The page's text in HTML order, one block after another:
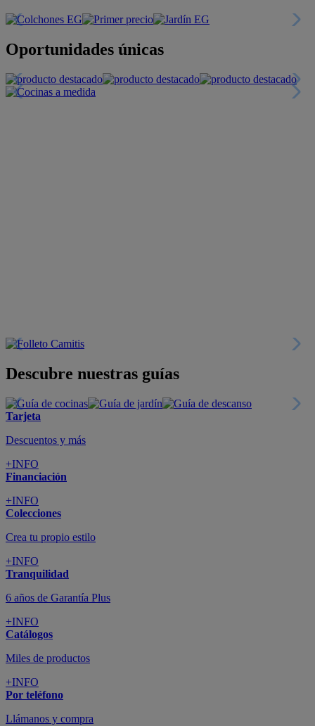
Oportunidades únicas
Descubre nuestras guías
Tarjeta
Descuentos y más
+INFO
Financiación
+INFO
Colecciones
Crea tu propio estilo
+INFO
Tranquilidad
6 años de Garantía Plus
+INFO
Catálogos
Miles de productos
+INFO
Por teléfono
Llámanos y compra